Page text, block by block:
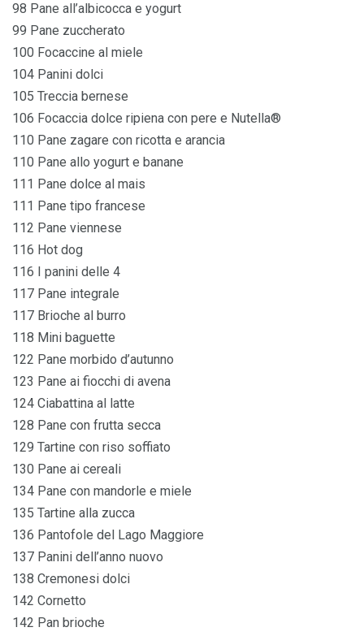
98 Pane all’albicocca e yogurt
99 Pane zuccherato
100 Focaccine al miele
104 Panini dolci
105 Treccia bernese
106 Focaccia dolce ripiena con pere e Nutella®
110 Pane zagare con ricotta e arancia
110 Pane allo yogurt e banane
111 Pane dolce al mais
111 Pane tipo francese
112 Pane viennese
116 Hot dog
116 I panini delle 4
117 Pane integrale
117 Brioche al burro
118 Mini baguette
122 Pane morbido d’autunno
123 Pane ai fiocchi di avena
124 Ciabattina al latte
128 Pane con frutta secca
129 Tartine con riso soffiato
130 Pane ai cereali
134 Pane con mandorle e miele
135 Tartine alla zucca
136 Pantofole del Lago Maggiore
137 Panini dell’anno nuovo
138 Cremonesi dolci
142 Cornetto
142 Pan brioche